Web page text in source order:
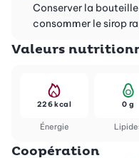
Conserver la
consommer le sirop
Valeurs
Énergie
226 kcal 0 g
Coopération